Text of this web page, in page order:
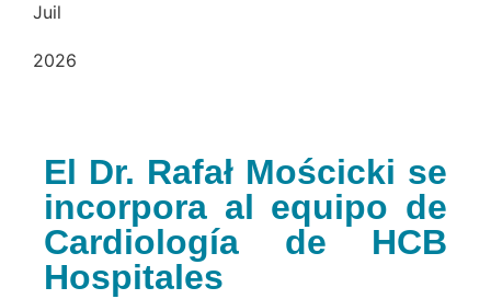
Juil
2026
El Dr. Rafał Mościcki se
incorpora al equipo de
Cardiología de HCB
Hospitales